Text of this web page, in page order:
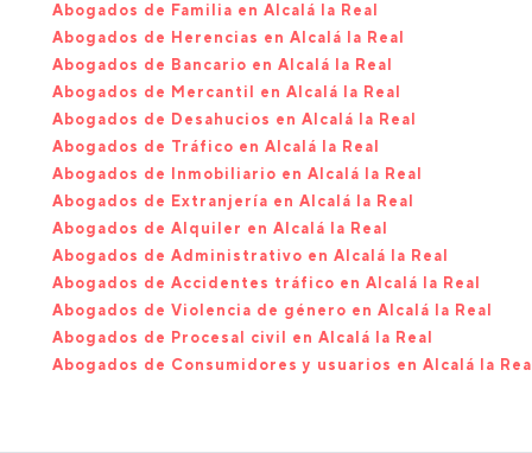
Abogados de Familia en Alcalá la Real
Abogados de Herencias en Alcalá la Real
Abogados de Bancario en Alcalá la Real
Abogados de Mercantil en Alcalá la Real
Abogados de Desahucios en Alcalá la Real
Abogados de Tráfico en Alcalá la Real
Abogados de Inmobiliario en Alcalá la Real
Abogados de Extranjería en Alcalá la Real
Abogados de Alquiler en Alcalá la Real
Abogados de Administrativo en Alcalá la Real
Abogados de Accidentes tráfico en Alcalá la Real
Abogados de Violencia de género en Alcalá la Real
Abogados de Procesal civil en Alcalá la Real
Abogados de Consumidores y usuarios en Alcalá la